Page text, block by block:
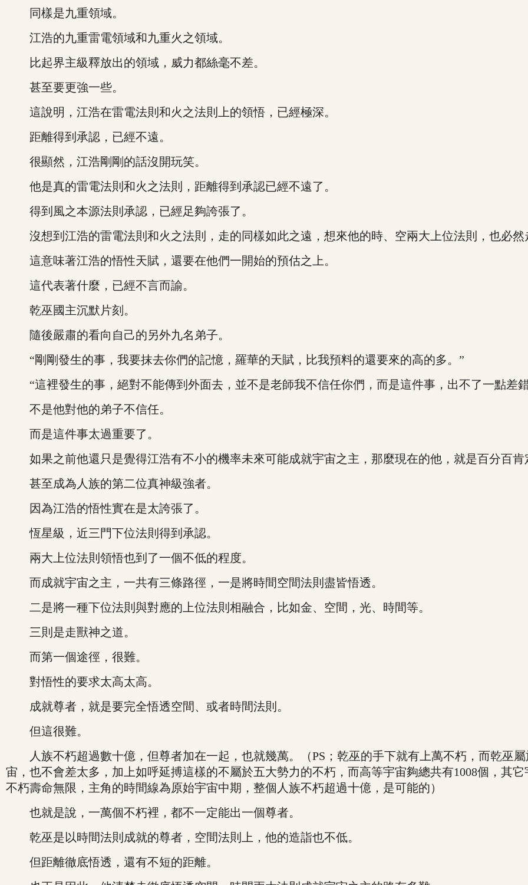
同樣是九重領域。
江浩的九重雷電領域和九重火之領域。
比起界主級釋放出的領域，威力都絲毫不差。
甚至要更強一些。
這說明，江浩在雷電法則和火之法則上的領悟，已經極深。
距離得到承認，已經不遠。
很顯然，江浩剛剛的話沒開玩笑。
他是真的雷電法則和火之法則，距離得到承認已經不遠了。
得到風之本源法則承認，已經足夠誇張了。
沒想到江浩的雷電法則和火之法則，走的同樣如此之遠，想來他的時、空兩大上位法則，也必然
這意味著江浩的悟性天賦，還要在他們一開始的預估之上。
這代表著什麼，已經不言而諭。
乾巫國主沉默片刻。
隨後嚴肅的看向自己的另外九名弟子。
“剛剛發生的事，我要抹去你們的記憶，羅華的天賦，比我預料的還要來的高的多。”
“這裡發生的事，絕對不能傳到外面去，並不是老師我不信任你們，而是這件事，出不了一點差錯
不是他對他的弟子不信任。
而是這件事太過重要了。
如果之前他還只是覺得江浩有不小的機率未來可能成就宇宙之主，那麼現在的他，就是百分百肯
甚至成為人族的第二位真神級強者。
因為江浩的悟性實在是太誇張了。
恆星級，近三門下位法則得到承認。
兩大上位法則領悟也到了一個不低的程度。
而成就宇宙之主，一共有三條路徑，一是將時間空間法則盡皆悟透。
二是將一種下位法則與對應的上位法則相融合，比如金、空間，光、時間等。
三則是走獸神之道。
而第一個途徑，很難。
對悟性的要求太高太高。
成就尊者，就是要完全悟透空間、或者時間法則。
但這很難。
人族不朽超過數十億，但尊者加在一起，也就幾萬。（PS；乾巫的手下就有上萬不朽，而乾巫
宙，也不會差太多，加上如呼延搏這樣的不屬於五大勢力的不朽，而高等宇宙夠總共有1008個，其
不朽壽命無限，主角的時間線為原始宇宙中期，整個人族不朽超過十億，是可能的）
也就是說，一萬個不朽裡，都不一定能出一個尊者。
乾巫是以時間法則成就的尊者，空間法則上，他的造詣也不低。
但距離徹底悟透，還有不短的距離。